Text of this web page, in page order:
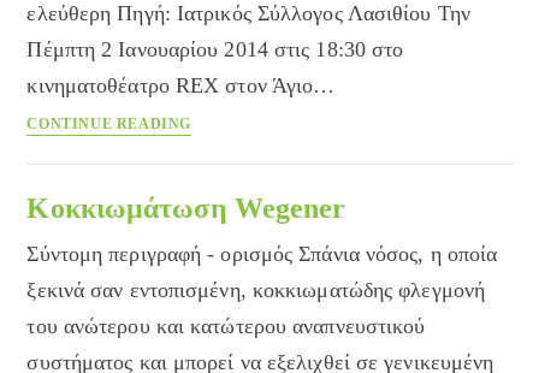
ελεύθερη Πηγή: Ιατρικός Σύλλογος Λασιθίου Την
Πέμπτη 2 Ιανουαρίου 2014 στις 18:30 στο
κινηματοθέατρο REX στον Άγιο…
CONTINUE READING
«Η
φυματίωση
στο
ρεμπέτικο
Κοκκιωμάτωση Wegener
Σύντομη περιγραφή - ορισμός Σπάνια νόσος, η οποία
ξεκινά σαν εντοπισμένη, κοκκιωματώδης φλεγμονή
του ανώτερου και κατώτερου αναπνευστικού
συστήματος και μπορεί να εξελιχθεί σε γενικευμένη